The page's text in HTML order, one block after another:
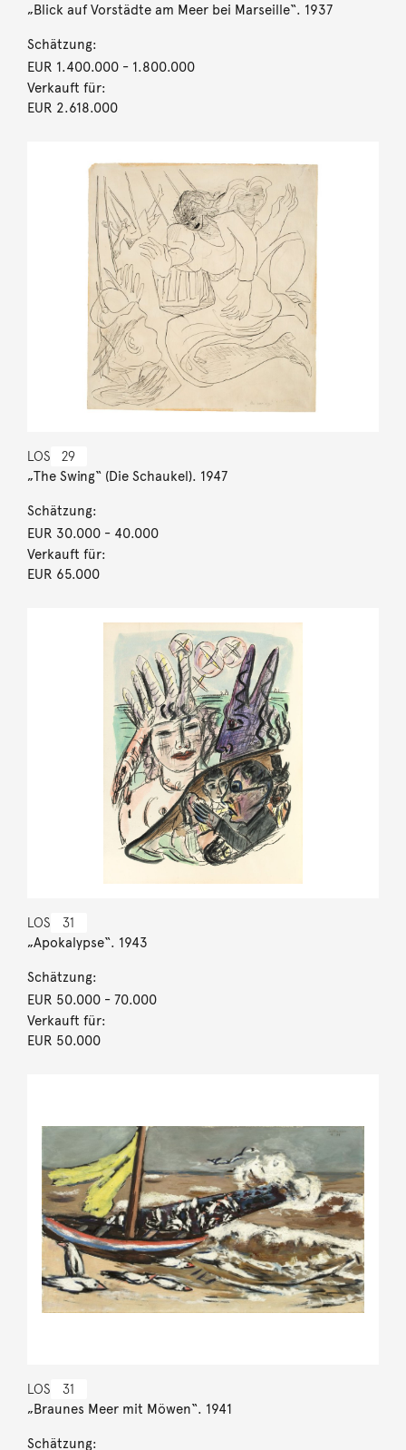
„Blick auf Vorstädte am Meer bei Marseille“. 1937
Schätzung:
EUR 1.400.000- 1.800.000
Verkauft für:
EUR 2.618.000
LOS 29
„The Swing“ (Die Schaukel). 1947
Schätzung:
EUR 30.000- 40.000
Verkauft für:
EUR 65.000
LOS 31
„Apokalypse“. 1943
Schätzung:
EUR 50.000- 70.000
Verkauft für:
EUR 50.000
LOS 31
„Braunes Meer mit Möwen“. 1941
Schätzung: